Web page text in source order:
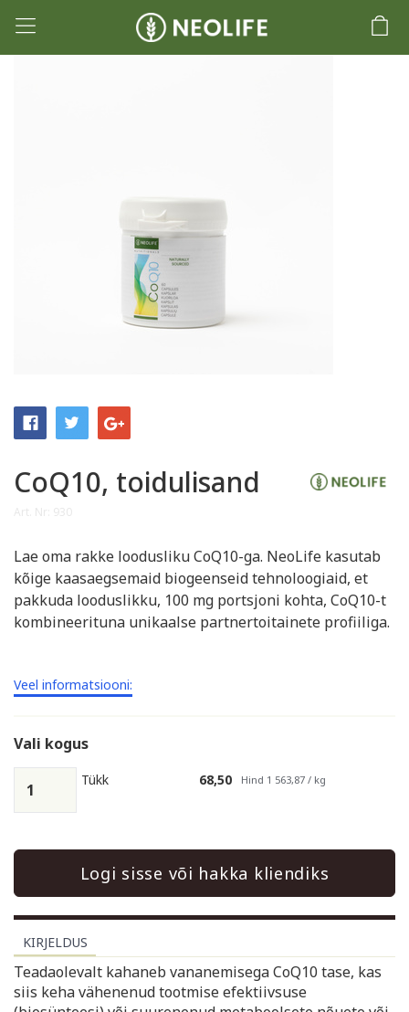
CoQ10, toidulisand
Lae oma rakke loodusliku CoQ10-ga. NeoLife kasutab
kõige kaasaegsemaid biogeenseid tehnoloogiaid, et
pakkuda looduslikku, 100 mg portsjoni kohta, CoQ10-t
kombineerituna unikaalse partnertoitainete profiiliga.
Veel informatsiooni:
Vali kogus
Tükk 68,50 Hind 1 563,87 / kg
Logi sisse või hakka kliendiks
KIRJELDUS
Teadaolevalt kahaneb vananemisega CoQ10 tase, kas
siis keha vähenenud tootmise efektiivsuse